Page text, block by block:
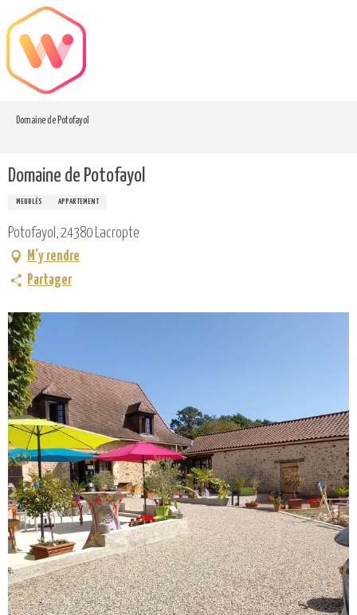
au
contenu
principal
Domaine de Potofayol
Domaine de Potofayol
MEUBLÉS APPARTEMENT
Potofayol, 24380 Lacropte
M'y rendre
Partager